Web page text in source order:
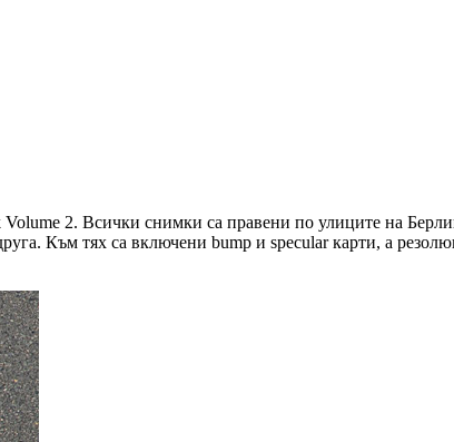
2. Всички снимки са правени по улиците на
Към тях са включени bump и specular карти, а